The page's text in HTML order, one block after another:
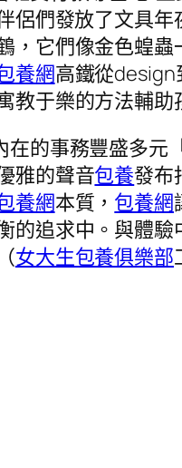
們發放了文具
，它們像金色蝗蟲
養網高鐵從design
教于樂的方法輔
的事務豐盛多元
雅的聲音包養發布
養網本質， 包養網
的追求中。與體驗
女大生包養俱樂部